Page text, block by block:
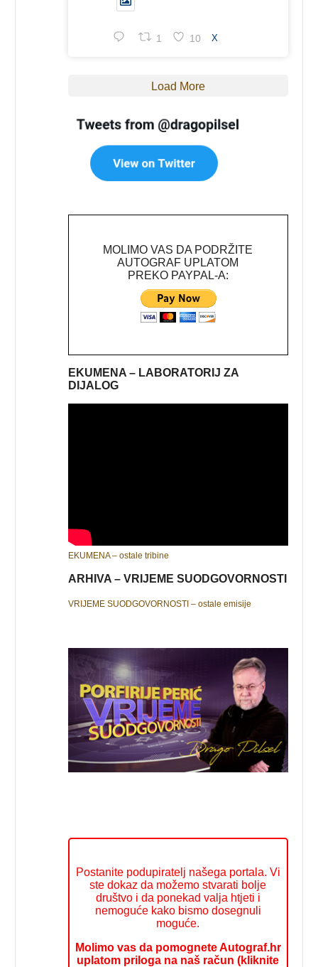
1 10 X
Load More
MOLIMO VAS DA PODRŽITE
AUTOGRAF UPLATOM
PREKO PAYPAL-A:
EKUMENA – LABORATORIJ ZA
DIJALOG
EKUMENA – ostale tribine
ARHIVA – VRIJEME SUODGOVORNOSTI
VRIJEME SUODGOVORNOSTI – ostale emisije
Postanite podupiratelj našega portala. Vi
ste dokaz da možemo stvarati bolje
društvo i da ponekad valja htjeti i
nemoguće kako bismo dosegnuli
moguće.
Molimo vas da pomognete Autograf.hr
uplatom priloga na naš račun (kliknite